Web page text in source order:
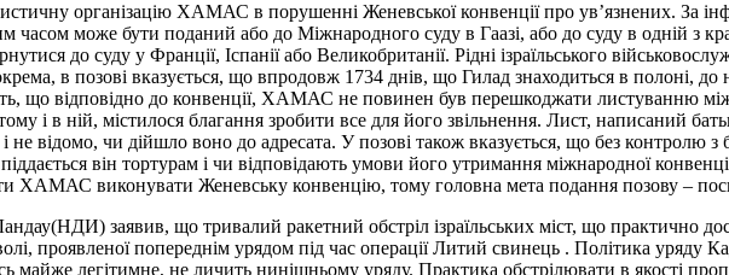
організацію ХАМАС в порушенні Женевської конвенції про ув’язнених. За
часом може бути поданий або до Міжнародного суду в Гаазі, або до суду в одній з
до суду у Франції, Іспанії або Великобританії. Рідні ізраїльського
в позові вказується, що впродовж 1734 днів, що Гилад знаходиться в полоні,
що відповідно до конвенції, ХАМАС не повинен був перешкоджати листуванню
і в ній, містилося благання зробити все для його звільнення. Лист, написаний
відомо, чи дійшло воно до адресата. У позові також вказується, що без контролю з
він тортурам і чи відповідають умови його утримання міжнародної
ХАМАС виконувати Женевську конвенцію, тому головна мета подання позову –
заявив, що тривалий ракетний обстріл ізраїльських міст, що практично
волі, проявленої попереднім урядом під час операції Литий свинець . Політика
майже легітимне, не личить нинішньому уряду. Практика обстрілювати в якості